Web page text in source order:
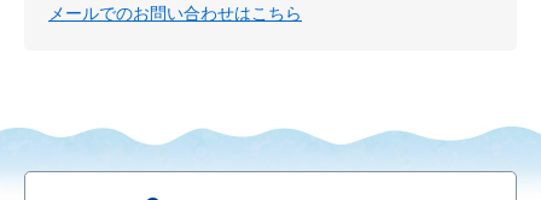
メールでのお問い合わせはこちら